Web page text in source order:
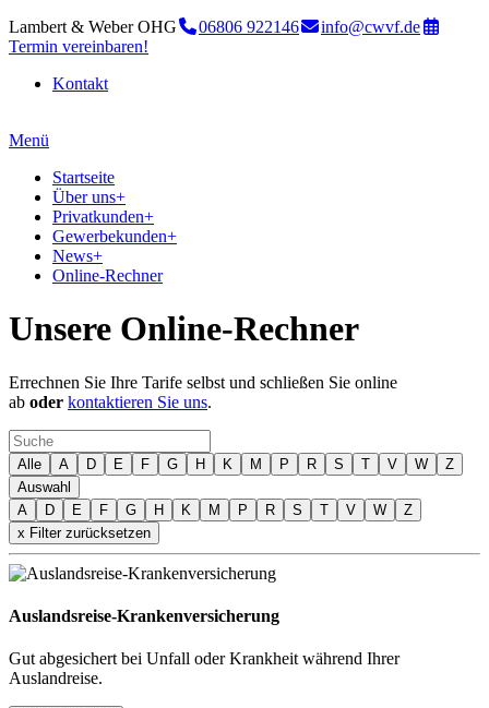
Lambert & Weber OHG 06806 922146
info@cwvf.de
Termin vereinbaren!
Kontakt
Menü
Startseite
Über uns+
Privatkunden+
Gewerbekunden+
News+
Online-Rechner
Unsere Online-Rechner
Errechnen Sie Ihre Tarife selbst und schließen Sie online
ab oder kontaktieren Sie uns.
Alle A D E F G H K M P R S T V W
Z
Auswahl
A
D E F G H K M P R S T V W
Z
x Filter zurücksetzen
Auslandsreise-Krankenversicherung
Gut abgesichert bei Unfall oder Krankheit während Ihrer
Auslandreise.